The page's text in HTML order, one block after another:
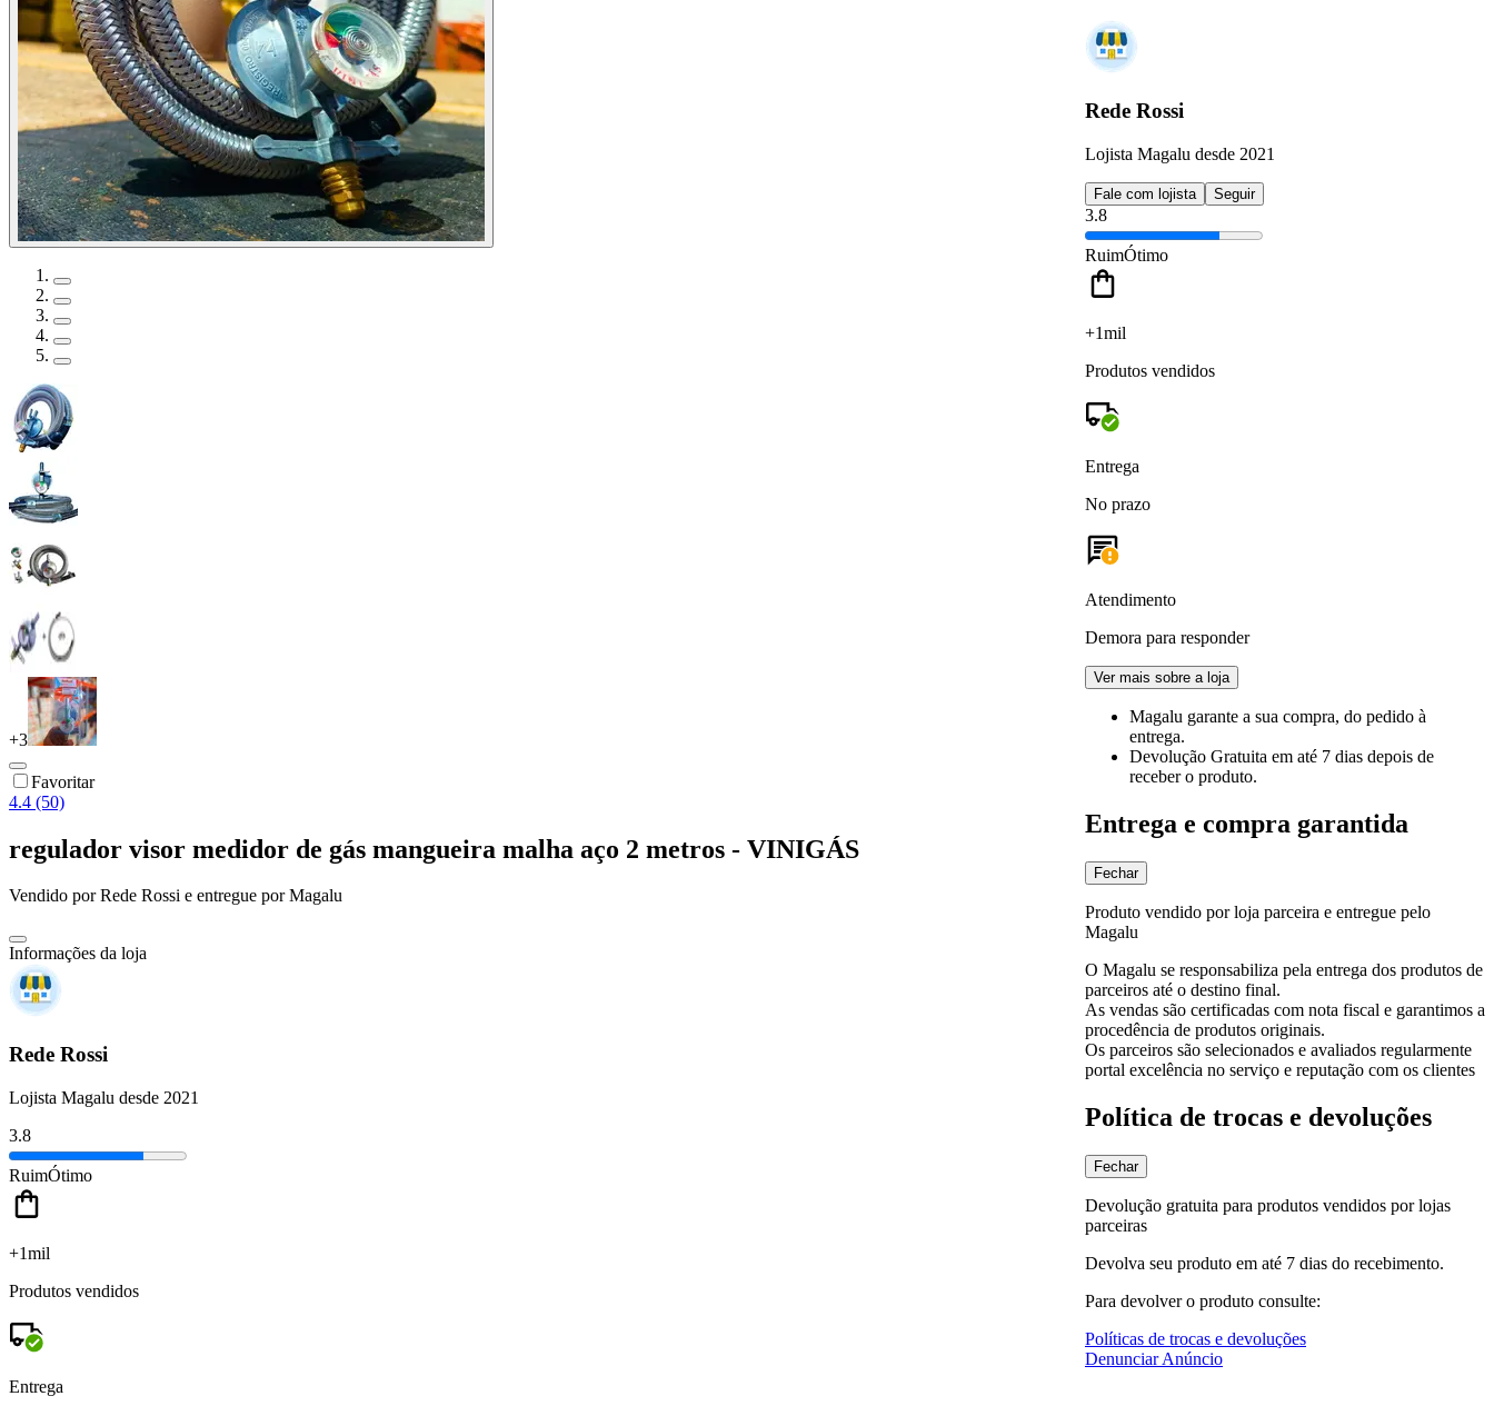
+3
Favoritar
4.4 (50)
regulador visor medidor de gás mangueira malha aço 2 metros - VINIGÁS
Vendido porRede Rossi e entregue por Magalu
Informações da loja
Rede Rossi
Lojista Magalu desde 2021
3.8
RuimÓtimo
+1mil
Produtos vendidos
Entrega
Rede Rossi
Lojista Magalu desde 2021
Fale com lojista Seguir
3.8
RuimÓtimo
+1mil
Produtos vendidos
Entrega
No prazo
Atendimento
Demora para responder
Ver mais sobre a loja
Magalu garante a sua compra, do pedido à
entrega.
Devolução Gratuita em até 7 dias depois de
receber o produto.
Entrega e compra garantida
Fechar
Produto vendido por loja parceira e entregue pelo
Magalu
O Magalu se responsabiliza pela entrega dos produtos de
parceiros até o destino final.
As vendas são certificadas com nota fiscal e garantimos a
procedência de produtos originais.
Os parceiros são selecionados e avaliados regularmente
portal excelência no serviço e reputação com os clientes
Política de trocas e devoluções
Fechar
Devolução gratuita para produtos vendidos por lojas
parceiras
Devolva seu produto em até 7 dias do recebimento.
Para devolver o produto consulte:
Políticas de trocas e devoluções
Denunciar Anúncio